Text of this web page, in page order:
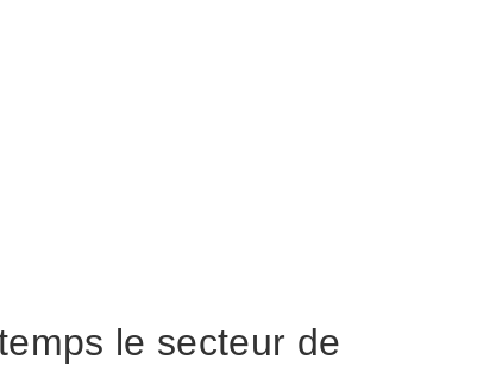
le secteur de